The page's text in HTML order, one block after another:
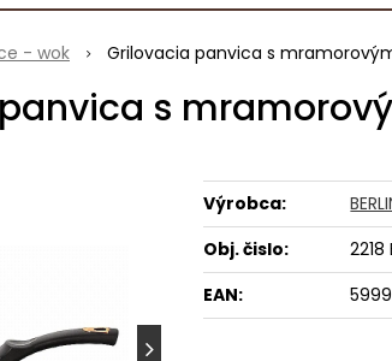
- wok Grilovacia panvica s
s
Výrobca:
Obj. čislo:
2218
EAN: